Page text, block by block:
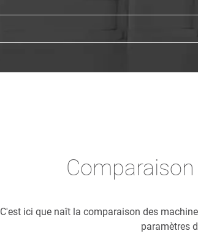
C'est ici que naît la comparaison des
paramètres